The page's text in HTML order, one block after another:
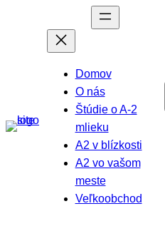
Domov
O nás
Štúdie o A-2
mlieku
A2 v blízkosti
A2 vo vašom
meste
Veľkoobchod